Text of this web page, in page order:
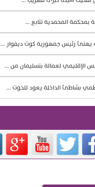
بمحكمة المحمدية تتابع ...
يهنئ رئيس جمهورية كوت ديفوار ...
الإقليمي لعمالة بنسليمان من ...
بشاطئ الداخلة يعود للحوت ...